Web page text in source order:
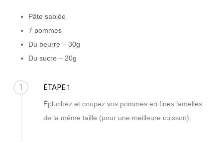
Pâte sablée
7 pommes
Du beurre – 30g
Du sucre – 20g
1 ÉTAPE 1
Épluchez et coupez vos pommes en fines lamelles
de la même taille (pour une meilleure cuisson).